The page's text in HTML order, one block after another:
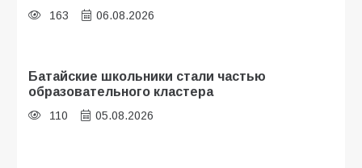
163 06.08.2026
Батайские школьники стали частью
образовательного кластера
110 05.08.2026